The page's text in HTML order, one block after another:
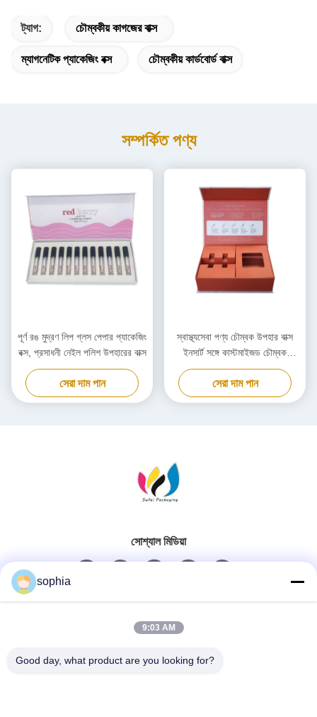
ট্যাগ: চৌম্বকীয় কাগজের বাক্স
ম্যাগনেটিক প্যাকেজিং বক্স চৌম্বকীয় কার্ডবোর্ড বাক্স
সম্পর্কিত পণ্য
পূর্ণ রঙ মুদ্রণ লিপ গ্লস পেপার প্যাকেজিং
বক্স, প্রসাধনী নেইল পলিশ উপহারের বাক্স
সেরা দাম পান
স্বাস্থ্যসেবা পণ্য চৌম্বক উপহার বাক্স
ইনসার্ট সঙ্গে কাস্টমাইজড চৌম্বক
প্যাকেজিং বক্স
সেরা দাম পান
সোশ্যাল মিডিয়া
দ্রুত যোগাযোগ
sophia
9:03 AM
Good day, what product are you looking for?